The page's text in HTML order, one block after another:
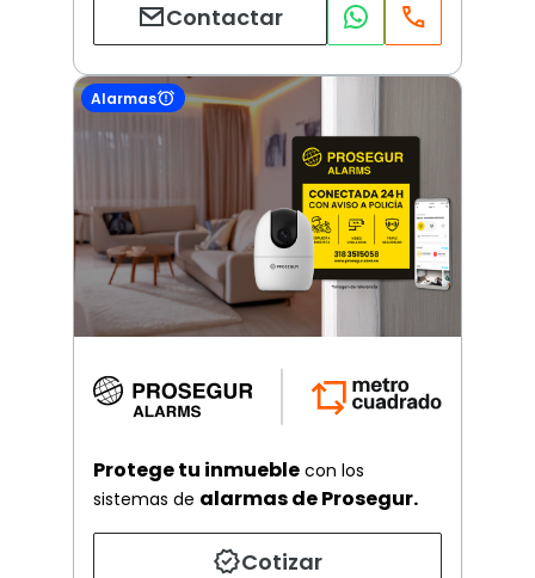
Contactar
Alarmas
Protege tu inmueble con los
sistemas de alarmas de Prosegur.
Cotizar